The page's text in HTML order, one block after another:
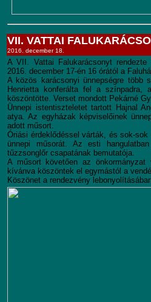
VII. VATTAI
2016. december 18.
A VII. Vattai Falukarácsonyt
2016. december 17-én 16 órától a
A közös karácsonyi ünnepségre több
Henrietta konferálta fel a színpadra,
köszöntötte. Verset mondott Pekárné
Ünnepi istentiszteletet tartott Hajnal
atya. Az egyházak képviselőinek
adott műsort.
Óriási érdeklődéssel várták, és sok-
ünnepi műsorát. Az esti
tűzzsonglőr csapatának bemutatója.
A műsort követően az
kívánva köszöntek el egymástól a
Köszönet a rendezvény